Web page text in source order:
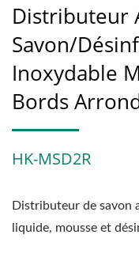
Distributeur
Savon/
Inoxydable
Bords
HK-MSD2R
Distributeur de
liquide, mousse et